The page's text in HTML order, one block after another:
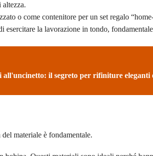
o come contenitore per un set regalo
esercitare la lavorazione in tondo,
all'uncinetto: il segreto per rifiniture eleganti
materiale è fondamentale.